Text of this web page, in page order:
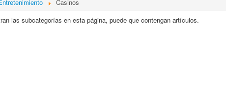
Casinos
las subcategorías en esta página, puede que contengan artículos.